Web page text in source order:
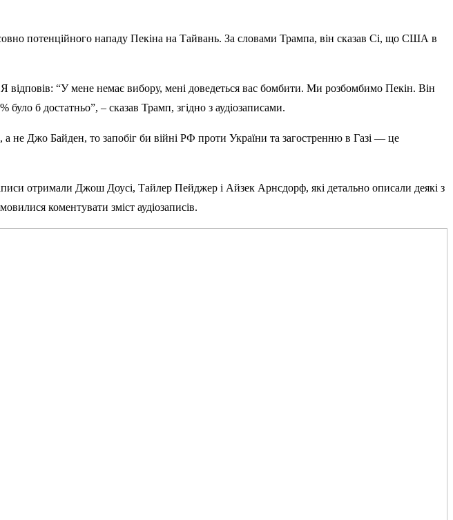
потенційного нападу Пекіна на Тайвань. За словами Трампа, він сказав Сі, що США в
“У мене немає вибору, мені доведеться вас бомбити. Ми розбомбимо Пекін. Він
б достатньо”, – сказав Трамп, згідно з аудіозаписами.
Джо Байден, то запобіг би війні РФ проти України та загостренню в Газі — це
отримали Джош Доусі, Тайлер Пейджер і Айзек Арнсдорф, які детально описали деякі з
коментувати зміст аудіозаписів.